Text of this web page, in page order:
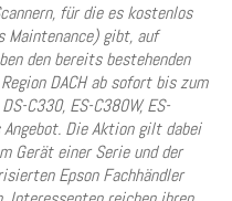
für die es kostenlos
Maintenance) gibt, auf
den bereits bestehenden
DACH ab sofort bis zum
C330, ES-C380W, ES-
Die Aktion gilt dabei
Gerät einer Serie und der
Epson Fachhändler